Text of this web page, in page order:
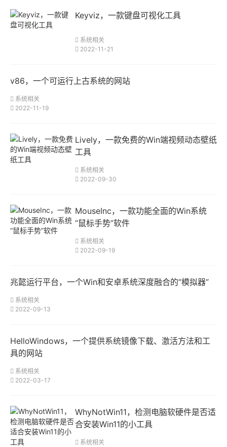
Keyviz，一款键盘可视化工具
系统相关
2022-11-21
v86，一个可运行上古系统的网站
系统相关
2022-11-19
Lively，一款免费的Win端视频动态壁纸
工具
系统相关
2022-09-30
MouseInc，一款功能全面的Win系统
“鼠标手势”软件
系统相关
2022-09-19
兆懿运行平台，一个Win和安卓系统深度融合的“模拟器”
系统相关
2022-09-13
HelloWindows，一个提供系统镜像下载、激活方法和工
具的网站
系统相关
2022-03-17
WhyNotWin11，检测电脑软硬件是否适
合安装Win11的小工具
系统相关